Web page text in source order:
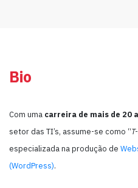
Bio
Com uma carreira de mais de 20
setor das TI’s, assume-se como “
especializada na produção de
(WordPress).